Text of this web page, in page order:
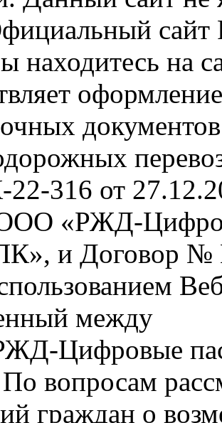
сайт
находитесь на
316 от
«РЖД-
и Договор №
между
Цифровые
вопросам
граждан о